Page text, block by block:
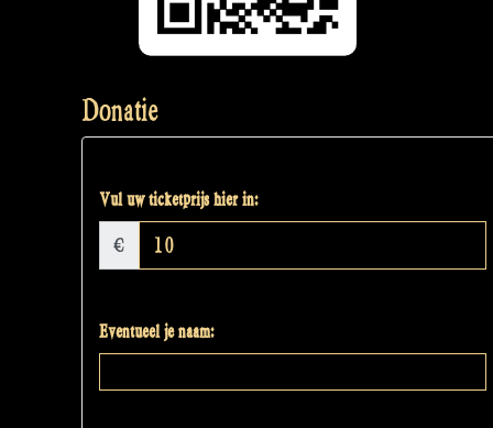
Donatie
Vul uw ticketprijs hier in:
€
Eventueel je naam: